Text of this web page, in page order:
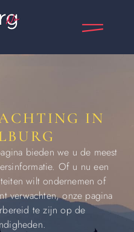
IN
bieden we u de meest
Of u nu een
wilt ondernemen of
verwachten, onze pagina
te zijn op de